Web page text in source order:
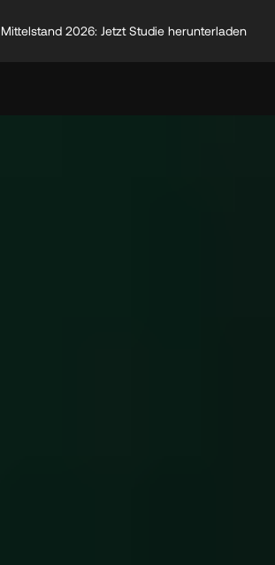
2026: Jetzt Studie herunterladen
2026: Jetzt Studie herunterladen